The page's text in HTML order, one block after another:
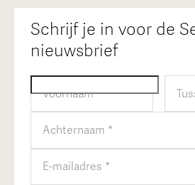
Schrijf je in voor de
nieuwsbrief